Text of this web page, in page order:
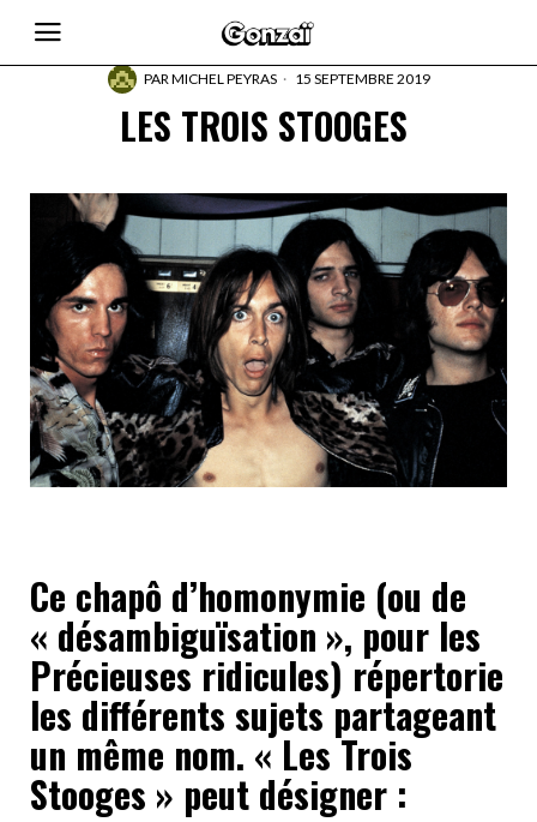
PARMICHEL PEYRAS 15 SEPTEMBRE 2019
LES TROIS STOOGES
Ce chapô d’homonymie (ou de
« désambiguïsation », pour les
Précieuses ridicules) répertorie
les différents sujets partageant
un même nom. « Les Trois
Stooges » peut désigner :